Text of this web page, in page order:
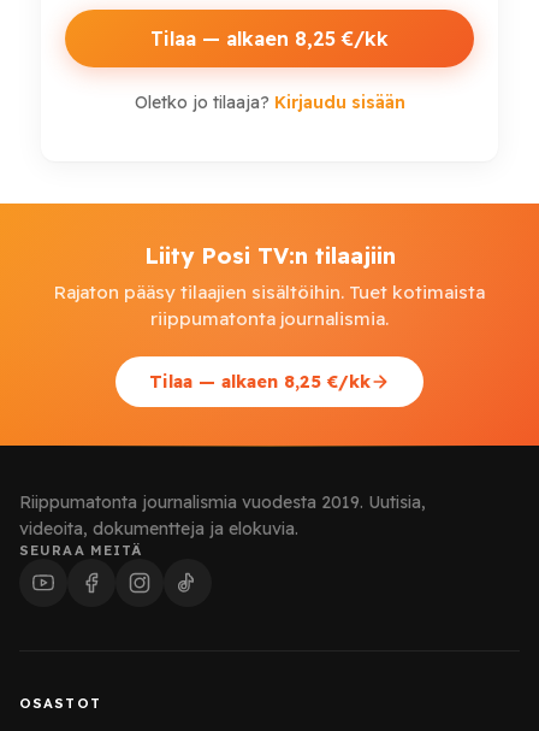
Tilaa — alkaen 8,25 €/kk
Oletko jo tilaaja? Kirjaudu sisään
Liity Posi TV:n tilaajiin
Rajaton pääsy tilaajien sisältöihin. Tuet kotimaista
riippumatonta journalismia.
Tilaa — alkaen 8,25 €/kk
Riippumatonta journalismia vuodesta 2019. Uutisia,
videoita, dokumentteja ja elokuvia.
SEURAA MEITÄ
OSASTOT